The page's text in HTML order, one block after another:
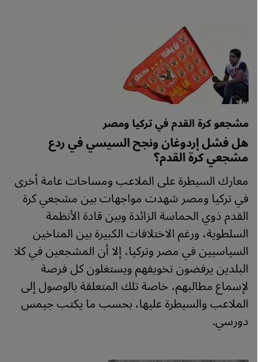
مشجعو كرة القدم في تركيا ومصر
هل فشل إردوغان ونجح السيسي في ردع
مشجعي كرة القدم؟
معارك السيطرة على الملاعب ومساحات عامة أخرى
في تركيا ومصر شهدت مواجهات بين مشجعي كرة
القدم ذوي الحماسة الزائدة وبين قادة الأنظمة
السلطوية، ورغم الاختلافات الكبيرة بين المناخين
السياسيين في مصر وتركيا، إلا أن المشجعين في كلا
البلدين يرفضون تخويفهم ويستغلون كل فرصة
لإسماع مطالبهم، خاصة تلك المتعلقة بالوصول إلى
الملاعب والسيطرة عليها، بحسب ما يكتب جيمس
دورسي.